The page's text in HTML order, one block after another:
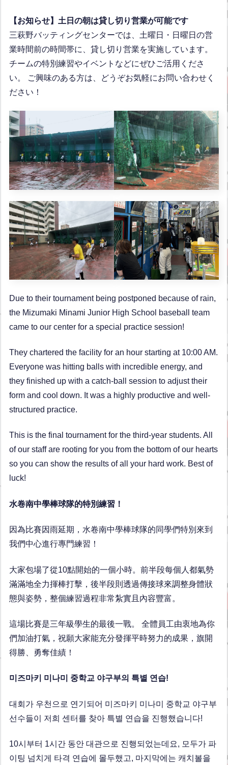
【お知らせ】土日の朝は貸し切り営業が可能です
三萩野バッティングセンターでは、土曜日・日曜日の営
業時間前の時間帯に、貸し切り営業を実施しています。
チームの特別練習やイベントなどにぜひご活用くださ
い。 ご興味のある方は、どうぞお気軽にお問い合わせく
ださい！
Due to their tournament being postponed because of rain,
the Mizumaki Minami Junior High School baseball team
came to our center for a special practice session!
They chartered the facility for an hour starting at 10:00 AM.
Everyone was hitting balls with incredible energy, and
they finished up with a catch-ball session to adjust their
form and cool down. It was a highly productive and well-
structured practice.
This is the final tournament for the third-year students. All
of our staff are rooting for you from the bottom of our hearts
so you can show the results of all your hard work. Best of
luck!
水卷南中學棒球隊的特別練習！
因為比賽因雨延期，水卷南中學棒球隊的同學們特別來到
我們中心進行專門練習！
大家包場了從10點開始的一個小時。前半段每個人都氣勢
滿滿地全力揮棒打擊，後半段則透過傳接球來調整身體狀
態與姿勢，整個練習過程非常紮實且內容豐富。
這場比賽是三年級學生的最後一戰。 全體員工由衷地為你
們加油打氣，祝願大家能充分發揮平時努力的成果，旗開
得勝、勇奪佳績！
미즈마키 미나미 중학교 야구부의 특별 연습!
대회가 우천으로 연기되어 미즈마키 미나미 중학교 야구부
선수들이 저희 센터를 찾아 특별 연습을 진행했습니다!
10시부터 1시간 동안 대관으로 진행되었는데요, 모두가 파
이팅 넘치게 타격 연습에 몰두했고, 마지막에는 캐치볼을